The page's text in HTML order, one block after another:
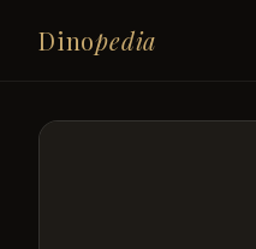
Dinopedia